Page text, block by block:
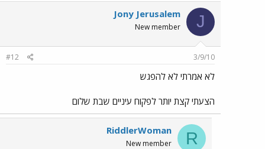
J
Jony Jerusalem
New member
3/9/10
#12
לא אמרתי לא להפגש
הצעתי קצת יותר לפקוח עיניים שבת שלום
R
RiddlerWoman
New member